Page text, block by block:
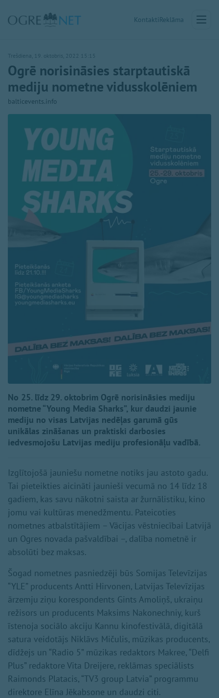
KontaktiReklāma
Trešdiena, 19. oktobris, 2022 15:15
Ogrē norisināsies starptautiskā
mediju nometne vidusskolēniem
balticevents.info
No 25. līdz 29. oktobrim Ogrē norisināsies mediju
nometne “Young Media Sharks”, kur daudzi jaunie
mediju no visas Latvijas nedēļas garumā gūs
unikālas zināšanas un praktiski darbosies
iedvesmojošu Latvijas mediju profesionāļu vadībā.
Izglītojošā jauniešu nometne notiks jau astoto gadu.
Tai pieteikties aicināti jaunieši vecumā no 14 līdz 18
gadiem, kas savu nākotni saista ar žurnālistiku, kino
jomu vai kultūras menedžmentu. Pateicoties
nometnes atbalstītājiem – Vācijas vēstniecībai Latvijā
un Ogres novada pašvaldībai –, dalība nometnē ir
absolūti bez maksas.
Šogad nometnes pasniedzēji būs Somijas Televīzijas
“YLE” producents Antti Hirvonen, Latvijas Televīzijas
ārzemju ziņu korespondents Gints Amoliņš, ukraiņu
režisors un producents Maksims Nakonechniy, kurš
īstenoja sociālo akciju Kannu kinofestivālā, digitālā
satura veidotājs Niklāvs Mičulis, mūzikas producents,
dīdžejs un “Radio 5” mūzikas redaktors Makree, “Delfi
Plus” redaktore Vita Dreijere, reklāmas speciālists
Raimonds Platacis, “TV3 group Latvia” programmu
direktore Elīna Jēkabsone un daudzi citi.